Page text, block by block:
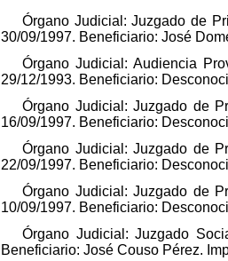
Órgano Judicial: Juzgado de
30/09/1997. Beneficiario: José
Órgano Judicial: Audiencia
29/12/1993. Beneficiario:
Órgano Judicial: Juzgado de
16/09/1997. Beneficiario:
Órgano Judicial: Juzgado de
22/09/1997. Beneficiario:
Órgano Judicial: Juzgado de
10/09/1997. Beneficiario:
Órgano Judicial: Juzgado
Beneficiario: José Couso Pérez.